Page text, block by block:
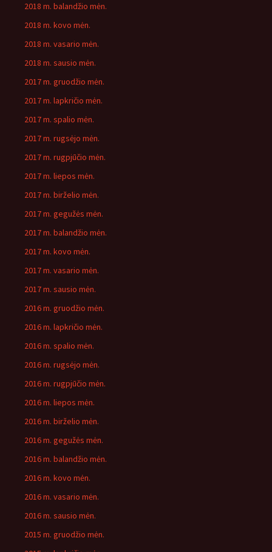
2018 m. balandžio mėn.
2018 m. kovo mėn.
2018 m. vasario mėn.
2018 m. sausio mėn.
2017 m. gruodžio mėn.
2017 m. lapkričio mėn.
2017 m. spalio mėn.
2017 m. rugsėjo mėn.
2017 m. rugpjūčio mėn.
2017 m. liepos mėn.
2017 m. birželio mėn.
2017 m. gegužės mėn.
2017 m. balandžio mėn.
2017 m. kovo mėn.
2017 m. vasario mėn.
2017 m. sausio mėn.
2016 m. gruodžio mėn.
2016 m. lapkričio mėn.
2016 m. spalio mėn.
2016 m. rugsėjo mėn.
2016 m. rugpjūčio mėn.
2016 m. liepos mėn.
2016 m. birželio mėn.
2016 m. gegužės mėn.
2016 m. balandžio mėn.
2016 m. kovo mėn.
2016 m. vasario mėn.
2016 m. sausio mėn.
2015 m. gruodžio mėn.